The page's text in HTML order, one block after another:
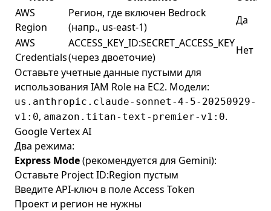
AWS
Region
Регион, где включен Bedrock
(напр., us-east-1)
Да
AWS
Credentials
ACCESS_KEY_ID:SECRET_ACCESS_KEY
(через двоеточие)
Нет
Оставьте учетные данные пустыми для
использования IAM Role на EC2. Модели:
us.anthropic.claude-sonnet-4-5-20250929-
v1:0, amazon.titan-text-premier-v1:0.
Google Vertex AI
Два режима:
Express Mode(рекомендуется для Gemini):
Оставьте Project ID:Region пустым
Введите API-ключ в поле Access Token
Проект и регион не нужны